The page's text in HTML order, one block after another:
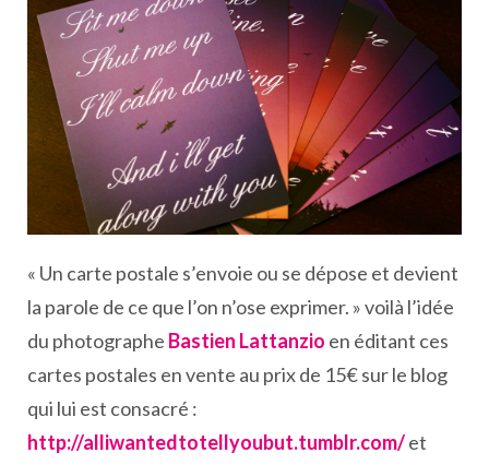
« Un carte postale s’envoie ou se dépose et devient
la parole de ce que l’on n’ose exprimer. » voilà l’idée
du photographe Bastien Lattanzio en éditant ces
cartes postales en vente au prix de 15€ sur le blog
qui lui est consacré :
http://alliwantedtotellyoubut.tumblr.com/et